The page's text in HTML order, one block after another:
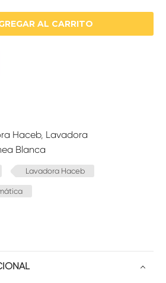
AL CARRITO
Haceb, Lavadora
Blanca
Lavadora Haceb